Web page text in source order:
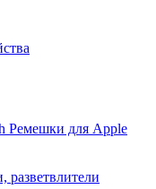
Ремешки для Apple
разветвлители